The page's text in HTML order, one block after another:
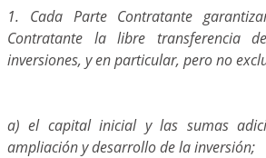
1. Cada Parte Contratante
Contratante la libre transferencia
inversiones, y en particular, pero no
a) el capital inicial y las sumas
ampliación y desarrollo de la inversión;